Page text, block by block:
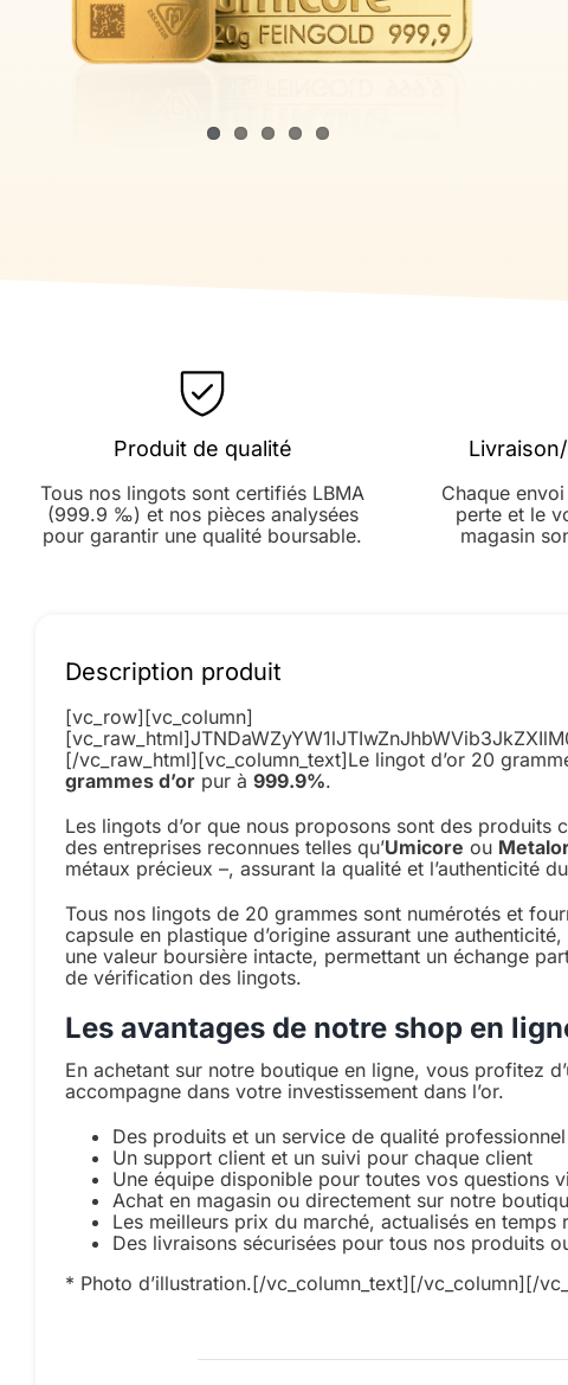
Produit de qualité
Tous nos lingots sont certifiés LBMA
(999.9 ‰) et nos pièces analysées
pour garantir une qualité boursable.
Chaque
perte et le
magasin
Description produit
[vc_row][vc_column]
[/vc_raw_html][vc_column_text]Le lingot d’or 20
grammes d’orpur à 999.9%.
Les lingots d’or que nous proposons sont des produits
des entreprises reconnues telles qu’Umicore ou
métaux précieux –, assurant la qualité et l’authenticité
Tous nos lingots de 20 grammes sont numérotés et
capsule en plastique d’origine assurant une
une valeur boursière intacte, permettant un échange
de vérification des lingots.
Les avantages de notre shop en
En achetant sur notre boutique en ligne, vous profitez
accompagne dans votre investissement dans l’or.
Des produits et un service de qualité professionnel
Un support client et un suivi pour chaque client
Une équipe disponible pour toutes vos questions
Achat en magasin ou directement sur notre
Les meilleurs prix du marché, actualisés en temps
Des livraisons sécurisées pour tous nos produits
* Photo d’illustration.[/vc_column_text][/vc_column][/